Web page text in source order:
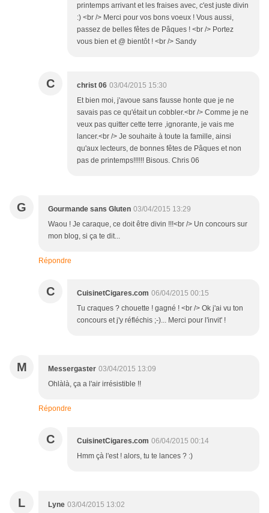
printemps arrivant et les fraises avec, c'est juste divin
:) <br /> Merci pour vos bons voeux ! Vous aussi,
passez de belles fêtes de Pâques ! <br /> Portez
vous bien et @ bientôt ! <br /> Sandy
C christ 06 03/04/2015 15:30
Et bien moi, j'avoue sans fausse honte que je ne
savais pas ce qu'était un cobbler.<br /> Comme je ne
veux pas quitter cette terre ,ignorante, je vais me
lancer.<br /> Je souhaite à toute la famille, ainsi
qu'aux lecteurs, de bonnes fêtes de Pâques et non
pas de printemps!!!!!! Bisous. Chris 06
G Gourmande sans Gluten 03/04/2015 13:29
Waou ! Je caraque, ce doit être divin !!!<br /> Un concours sur
mon blog, si ça te dit...
Répondre
C CuisinetCigares.com 06/04/2015 00:15
Tu craques ? chouette ! gagné ! <br /> Ok j'ai vu ton
concours et j'y réfléchis ;-)... Merci pour l'invit' !
M Messergaster 03/04/2015 13:09
Ohlàlà, ça a l'air irrésistible !!
Répondre
C CuisinetCigares.com 06/04/2015 00:14
Hmm çà l'est ! alors, tu te lances ? :)
L Lyne 03/04/2015 13:02